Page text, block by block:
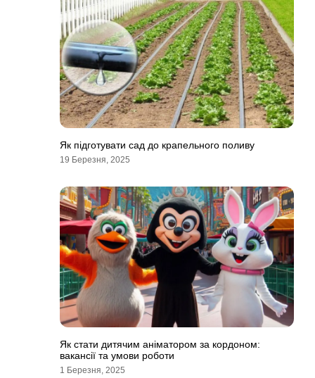
Як підготувати сад до крапельного поливу
19 Березня, 2025
Як стати дитячим аніматором за кордоном:
вакансії та умови роботи
1 Березня, 2025